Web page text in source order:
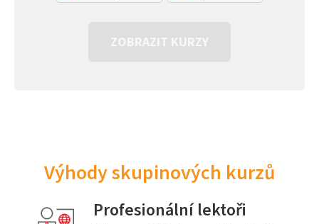
ZOBRAZIT KURZY
Výhody skupinových kurzů
Profesionální lektoři